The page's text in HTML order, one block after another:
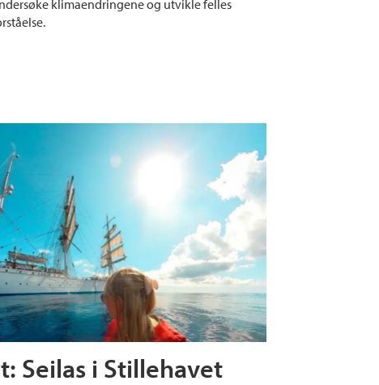
klimaendringene og utvikle felles
Seilas i Stillehavet